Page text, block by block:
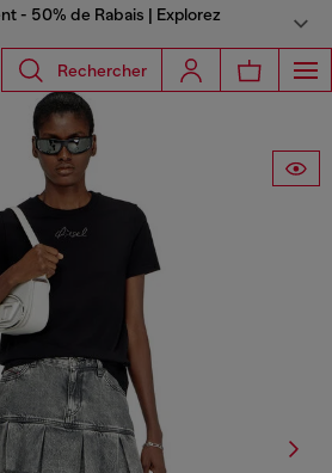
- 50% de Rabais | Explorez
Rechercher